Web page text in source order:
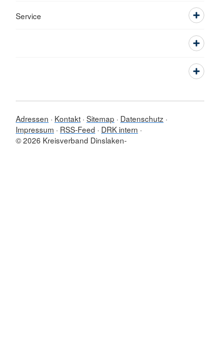
Service
Adressen Kontakt Sitemap
Datenschutz
Impressum
RSS-Feed
DRK intern
© 2026 Kreisverband Dinslaken-